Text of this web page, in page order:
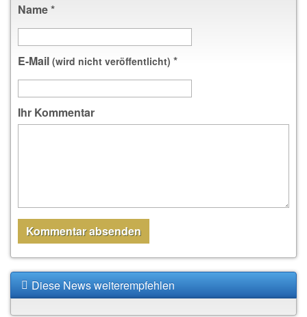
Name*
E-Mail (wird nicht veröffentlicht) *
Ihr Kommentar
Diese News weiterempfehlen